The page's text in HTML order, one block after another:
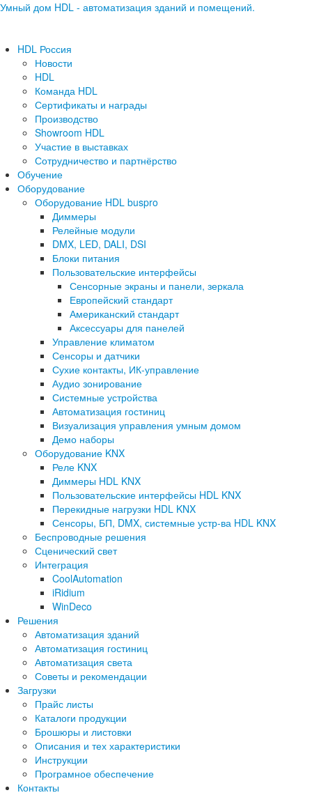
Умный дом HDL - автоматизация зданий и помещений.
HDL Россия
Новости
HDL
Команда HDL
Сертификаты и награды
Производство
Showroom HDL
Участие в выставках
Сотрудничество и партнёрство
Обучение
Оборудование
Оборудование HDL buspro
Диммеры
Релейные модули
DMX, LED, DALI, DSI
Блоки питания
Пользовательские интерфейсы
Сенсорные экраны и панели, зеркала
Европейский стандарт
Американский стандарт
Аксессуары для панелей
Управление климатом
Сенсоры и датчики
Сухие контакты, ИК-управление
Аудио зонирование
Системные устройства
Автоматизация гостиниц
Визуализация управления умным домом
Демо наборы
Оборудование KNX
Реле KNX
Диммеры HDL KNX
Пользовательские интерфейсы HDL KNX
Перекидные нагрузки HDL KNX
Сенсоры, БП, DMX, системные устр-ва HDL KNX
Беспроводные решения
Сценический свет
Интеграция
CoolAutomation
iRidium
WinDeco
Решения
Автоматизация зданий
Автоматизация гостиниц
Автоматизация света
Советы и рекомендации
Загрузки
Прайс листы
Каталоги продукции
Брошюры и листовки
Описания и тех характеристики
Инструкции
Програмное обеспечение
Контакты